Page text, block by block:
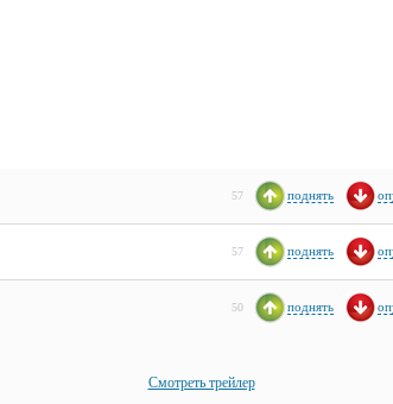
57 поднять
57 поднять
50 поднять
Смотреть трейлер